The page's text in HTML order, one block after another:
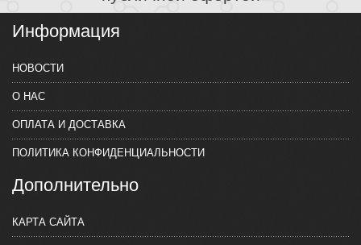
Информация
НОВОСТИ
О НАС
ОПЛАТА И ДОСТАВКА
ПОЛИТИКА КОНФИДЕНЦИАЛЬНОСТИ
Дополнительно
КАРТА САЙТА